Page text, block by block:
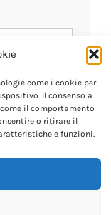
come i cookie per
Il consenso a
il comportamento
o ritirare il
e funzioni.